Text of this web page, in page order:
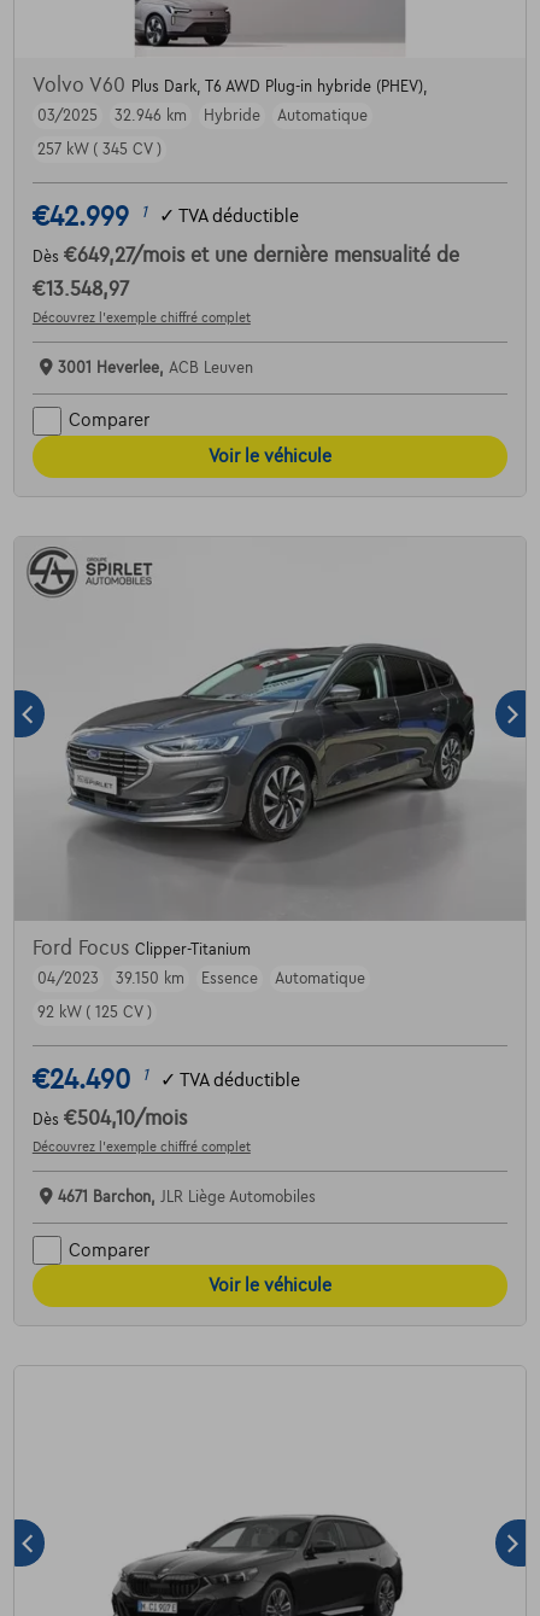
Volvo V60 Plus Dark, T6 AWD Plug-in hybride (PHEV),
03/2025
32.946 km Hybride
Automatique
257 kW ( 345 CV )
€42.999 1 ✓ TVA déductible
Dès €649,27/mois et une dernière mensualité de
€13.548,97
Découvrez l’exemple chiffré complet
3001 Heverlee, ACB Leuven
Comparer
Voir le véhicule
Ford Focus Clipper-Titanium
04/2023
39.150 km Essence
Automatique
92 kW ( 125 CV )
€24.490 1 ✓ TVA déductible
Dès €504,10/mois
Découvrez l’exemple chiffré complet
4671 Barchon, JLR Liège Automobiles
Comparer
Voir le véhicule